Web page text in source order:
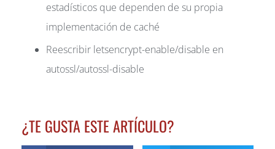
estadísticos que dependen de su propia
implementación de caché
Reescribir letsencrypt-enable/disable en
autossl/autossl-disable
¿TE GUSTA ESTE ARTÍCULO?